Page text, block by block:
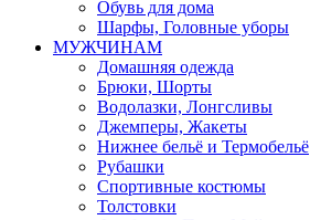
Обувь для дома
Шарфы, Головные уборы
МУЖЧИНАМ
Домашняя одежда
Брюки, Шорты
Водолазки, Лонгсливы
Джемперы, Жакеты
Нижнее бельё и Термобельё
Рубашки
Спортивные костюмы
Толстовки